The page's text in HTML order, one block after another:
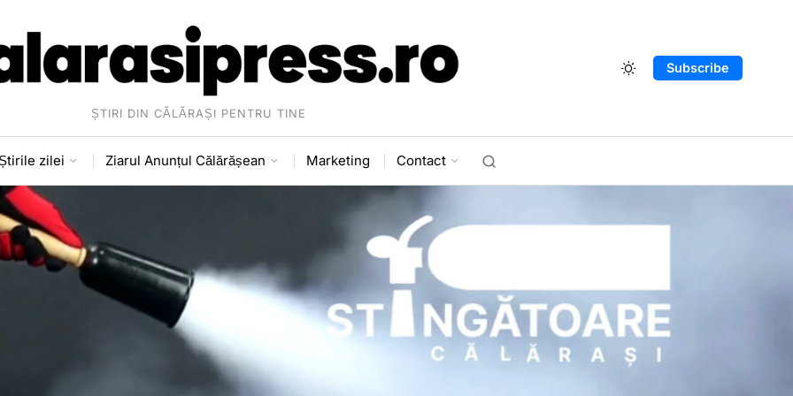
ȘTIRI DIN CĂLĂRAȘI PENTRU TINE
Subscribe
zilei Ziarul Anunțul Călărășean Marketing Contact